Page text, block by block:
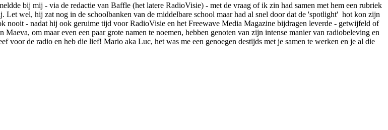
bij mij - via de redactie van Baffle (het latere RadioVisie) - met de vraag of ik zin had samen met hem een rubriek
wel, hij zat nog in de schoolbanken van de middelbare school maar had al snel door dat de 'spotlight' hot kon zijn
nooit - nadat hij ook geruime tijd voor RadioVisie en het Freewave Media Magazine bijdragen leverde - getwijfeld of
om maar even een paar grote namen te noemen, hebben genoten van zijn intense manier van radiobeleving en
voor de radio en heb die lief! Mario aka Luc, het was me een genoegen destijds met je samen te werken en je al die